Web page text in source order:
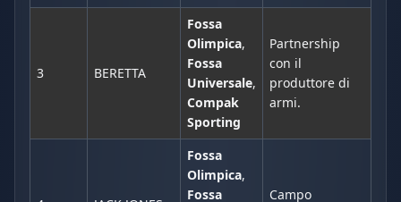
3 BERETTA
Fossa
Olimpica,
Fossa
Universale,
Compak
Sporting
Partnership
con il
produttore di
armi.
Fossa
Olimpica,
Fossa
Campo